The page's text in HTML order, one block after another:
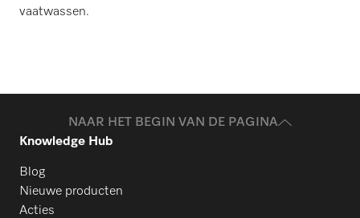
vaatwassen.
NAAR HET BEGIN VAN DE PAGINA
Knowledge Hub
Blog
Nieuwe producten
Acties